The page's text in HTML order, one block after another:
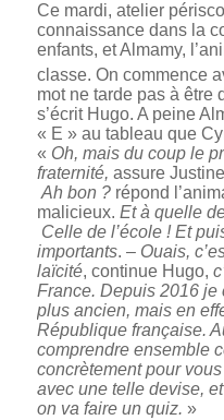
Ce mardi, atelier
connaissance dans la
enfants, et Almamy,
classe. On commence
mot ne tarde pas à être
s’écrit Hugo. A peine
« E » au tableau que
« Oh, mais du coup le
fraternité, assure Justine
Ah bon ?répond
malicieux. Et à quelle
Celle de l’école ! Et
importants. – Ouais,
laïcité, continue Hugo,
France. Depuis 2016 je
plus ancien, mais en
République française.
comprendre ensemble
concrètement pour
avec une telle devise,
on va faire un quiz. »